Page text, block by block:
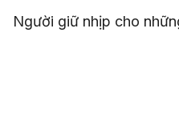
Người giữ nhịp cho